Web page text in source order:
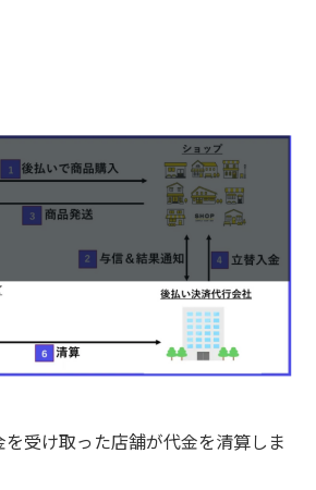
を受け取った店舗が代金を清算しま